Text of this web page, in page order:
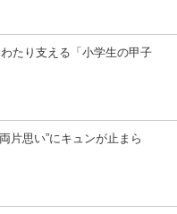
たり支える「小学生の甲子
片思い”にキュンが止まら